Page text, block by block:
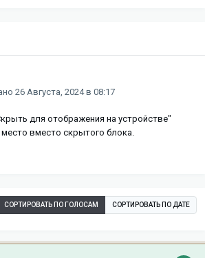
26 Августа, 2024 в 08:17
для отображения на устройстве"
вместо скрытого блока.
СОРТИРОВАТЬ ПО ГОЛОСАМ СОРТИРОВАТЬ ПО ДАТЕ